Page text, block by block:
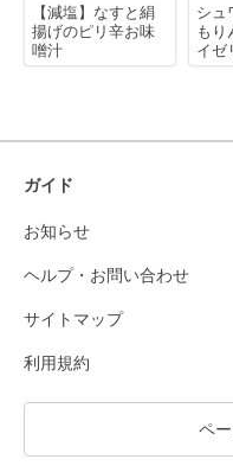
【減塩】なすと絹
揚げのピリ辛お味
噌汁
シュ
もり
イゼ
ガイド
お知らせ
ヘルプ・お問い合わせ
サイトマップ
利用規約
ペ